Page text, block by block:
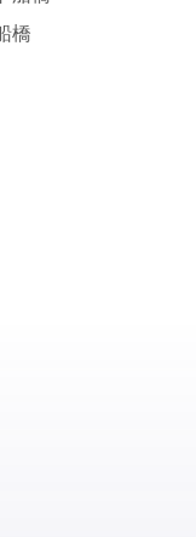
橋